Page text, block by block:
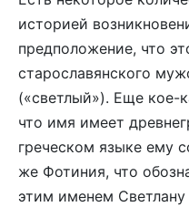
историей
предположение, что
старославянского
(«светлый»). Еще кое-
что имя имеет
греческом языке ему
же Фотиния, что
этим именем